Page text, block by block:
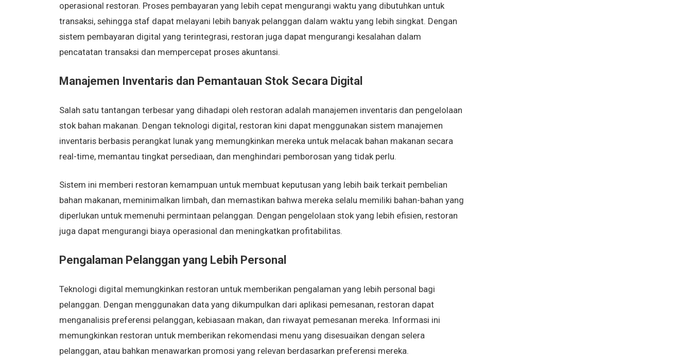
operasional restoran. Proses pembayaran yang lebih cepat mengurangi waktu yang dibutuhkan untuk
transaksi, sehingga staf dapat melayani lebih banyak pelanggan dalam waktu yang lebih singkat. Dengan
sistem pembayaran digital yang terintegrasi, restoran juga dapat mengurangi kesalahan dalam
pencatatan transaksi dan mempercepat proses akuntansi.
Manajemen Inventaris dan Pemantauan Stok Secara Digital
Salah satu tantangan terbesar yang dihadapi oleh restoran adalah manajemen inventaris dan pengelolaan
stok bahan makanan. Dengan teknologi digital, restoran kini dapat menggunakan sistem manajemen
inventaris berbasis perangkat lunak yang memungkinkan mereka untuk melacak bahan makanan secara
real-time, memantau tingkat persediaan, dan menghindari pemborosan yang tidak perlu.
Sistem ini memberi restoran kemampuan untuk membuat keputusan yang lebih baik terkait pembelian
bahan makanan, meminimalkan limbah, dan memastikan bahwa mereka selalu memiliki bahan-bahan yang
diperlukan untuk memenuhi permintaan pelanggan. Dengan pengelolaan stok yang lebih efisien, restoran
juga dapat mengurangi biaya operasional dan meningkatkan profitabilitas.
Pengalaman Pelanggan yang Lebih Personal
Teknologi digital memungkinkan restoran untuk memberikan pengalaman yang lebih personal bagi
pelanggan. Dengan menggunakan data yang dikumpulkan dari aplikasi pemesanan, restoran dapat
menganalisis preferensi pelanggan, kebiasaan makan, dan riwayat pemesanan mereka. Informasi ini
memungkinkan restoran untuk memberikan rekomendasi menu yang disesuaikan dengan selera
pelanggan, atau bahkan menawarkan promosi yang relevan berdasarkan preferensi mereka.